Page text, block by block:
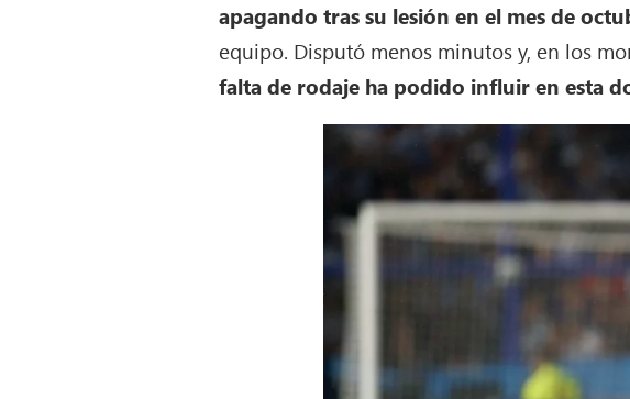
apagando tras su lesión en el mes de
equipo. Disputó menos minutos y, en los
falta de rodaje ha podido influir en esta